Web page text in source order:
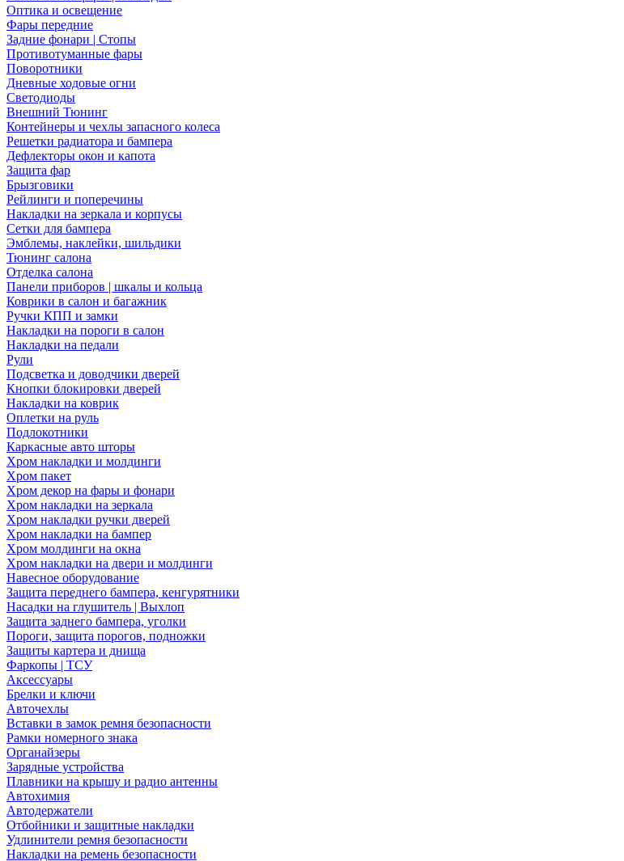
Оптика и освещение
Фары передние
Задние фонари | Стопы
Противотуманные фары
Поворотники
Дневные ходовые огни
Светодиоды
Внешний Тюнинг
Контейнеры и чехлы запасного колеса
Решетки радиатора и бампера
Дефлекторы окон и капота
Защита фар
Брызговики
Рейлинги и поперечины
Накладки на зеркала и корпусы
Сетки для бампера
Эмблемы, наклейки, шильдики
Тюнинг салона
Отделка салона
Панели приборов | шкалы и кольца
Коврики в салон и багажник
Ручки КПП и замки
Накладки на пороги в салон
Накладки на педали
Рули
Подсветка и доводчики дверей
Кнопки блокировки дверей
Накладки на коврик
Оплетки на руль
Подлокотники
Каркасные авто шторы
Хром накладки и молдинги
Хром пакет
Хром декор на фары и фонари
Хром накладки на зеркала
Хром накладки ручки дверей
Хром накладки на бампер
Хром молдинги на окна
Хром накладки на двери и молдинги
Навесное оборудование
Защита переднего бампера, кенгурятники
Насадки на глушитель | Выхлоп
Защита заднего бампера, уголки
Пороги, защита порогов, подножки
Защиты картера и днища
Фаркопы | ТСУ
Аксессуары
Брелки и ключи
Авточехлы
Вставки в замок ремня безопасности
Рамки номерного знака
Органайзеры
Зарядные устройства
Плавники на крышу и радио антенны
Автохимия
Автодержатели
Отбойники и защитные накладки
Удлинители ремня безопасности
Накладки на ремень безопасности